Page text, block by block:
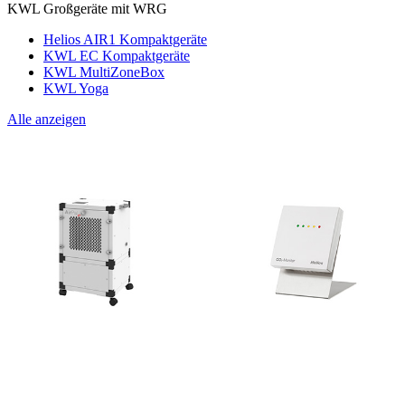
KWL Großgeräte mit WRG
Helios AIR1 Kompaktgeräte
KWL EC Kompaktgeräte
KWL MultiZoneBox
KWL Yoga
Alle anzeigen